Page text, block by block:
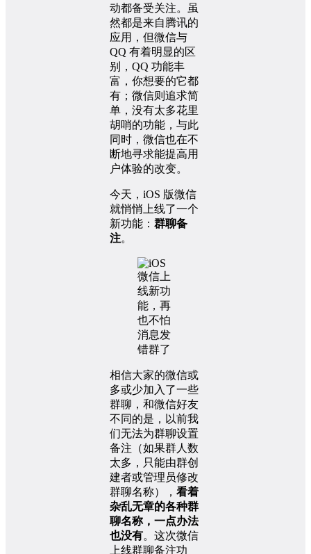
动都备受关注。虽
然都是来自腾讯的
应用，但微信与
QQ 有着明显的区
别，QQ 功能丰
富，你想要的它都
有；微信则追求简
单，没有太多花里
胡哨的功能，与此
同时，微信也在不
断地寻求能提高用
户体验的改变。
今天，iOS 版微信
就悄悄上线了一个
新功能： 群聊备
注。
相信大家的微信或
多或少加入了一些
群聊，和微信好友
不同的是，以前我
们无法为群聊设置
备注（如果群人数
太多，只能由群创
建者或管理员修改
群聊名称）， 看着
杂乱无章的各种群
聊名称，一点办法
也没有。这次微信
上线群聊备注功